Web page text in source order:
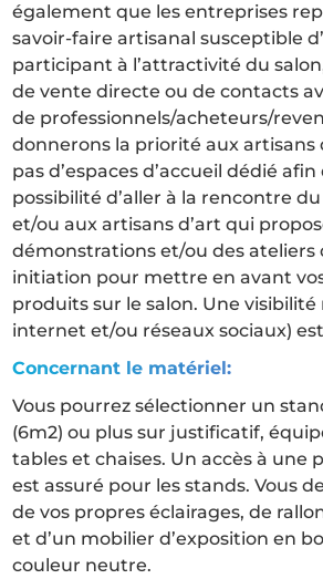
également que les entreprises
savoir-faire artisanal susceptible
participant à l’attractivité du
de vente directe ou de contacts
de professionnels/acheteurs/
donnerons la priorité aux artisans
pas d’espaces d’accueil dédié
possibilité d’aller à la rencontre
et/ou aux artisans d’art qui
démonstrations et/ou des ateliers
initiation pour mettre en avant
produits sur le salon. Une
internet et/ou réseaux sociaux)
Concernant le matériel:
Vous pourrez sélectionner un
(6m2) ou plus sur justificatif,
tables et chaises. Un accès à une
est assuré pour les stands. Vous
de vos propres éclairages, de
et d’un mobilier d’exposition en
couleur neutre.